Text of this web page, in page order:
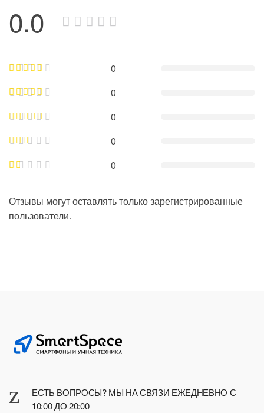
0.0
0
0
0
0
0
Отзывы могут оставлять только зарегистрированные
пользователи.
ЕСТЬ ВОПРОСЫ? МЫ НА СВЯЗИ ЕЖЕДНЕВНО С
10:00 ДО 20:00